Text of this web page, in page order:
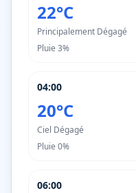
22°C
Principalement Dégagé
Pluie 3%
04:00
20°C
Ciel Dégagé
Pluie 0%
06:00